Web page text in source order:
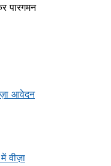
पारगमन
आवेदन
वीज़ा